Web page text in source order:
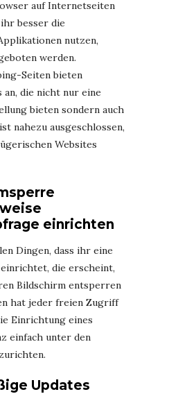
auf Internetseiten
besser die
nutzen,
werden.
Seiten bieten
die nicht nur eine
bieten sondern auch
nahezu ausgeschlossen,
Websites
einrichten
Dingen, dass ihr eine
die erscheint,
Bildschirm entsperren
hat jeder freien Zugriff
Einrichtung eines
einfach unter den
Updates